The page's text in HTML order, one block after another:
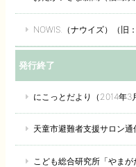
NOWIS.（ナウイズ）（旧
発行終了
にこっとだより（2014年3
天童市避難者支援サロン通
こども総合研究所「やま